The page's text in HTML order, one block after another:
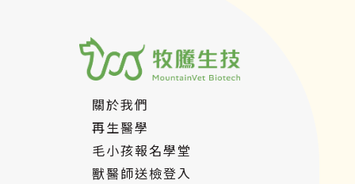
關於我們
再生醫學
毛小孩報名學堂
獸醫師送檢登入